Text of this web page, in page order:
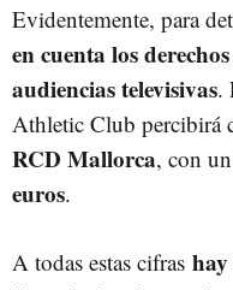
Evidentemente, para
en cuenta los
audiencias televisivas.
Athletic Club percibirá
RCD Mallorca, con
euros.
A todas estas cifras